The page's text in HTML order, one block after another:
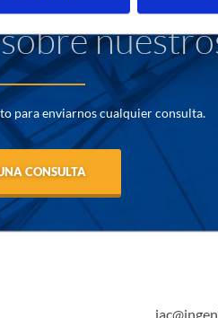
para enviarnos cualquier consulta.
CONSULTA